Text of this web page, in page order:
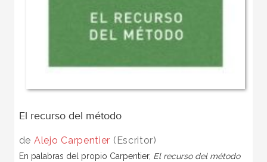
El recurso del método
de Alejo Carpentier (Escritor)
En palabras del propio Carpentier, El recurso del método